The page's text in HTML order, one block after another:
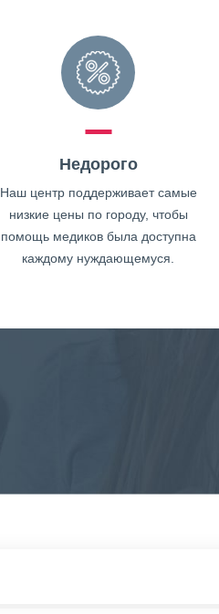
Недорого
Наш центр поддерживает самые
низкие цены по городу, чтобы
помощь медиков была доступна
каждому нуждающемуся.